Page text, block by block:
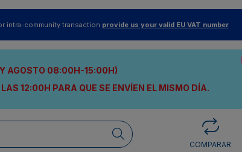
intra-community transaction provide us your valid EU VAT number
AGOSTO 08:00H-15:00H)
LAS 12:00H PARA QUE SE ENVÍEN EL MISMO DÍA.
COMPARAR